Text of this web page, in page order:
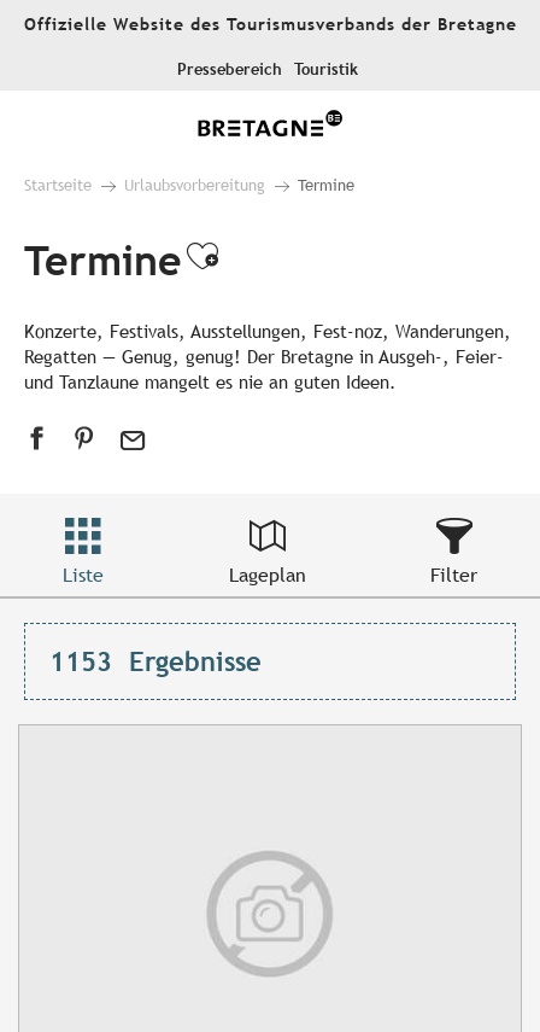
AllerOffizielle Website des Tourismusverbands der Bretagne
Pressebereich Touristik
Startseite Urlaubsvorbereitung Termine
TermineAjouter aux
Konzerte, Festivals, Ausstellungen, Fest-noz, Wanderungen,
Regatten — Genug, genug! Der Bretagne in Ausgeh-, Feier-
und Tanzlaune mangelt es nie an guten Ideen.
Liste Lageplan Filter
1153 Ergebnisse